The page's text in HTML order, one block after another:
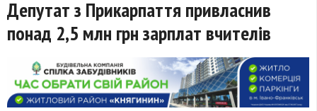
Депутат з Прикарпаття привласнив
понад 2,5 млн грн зарплат вчителів